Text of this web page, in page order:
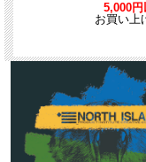
5,000円
お買い上